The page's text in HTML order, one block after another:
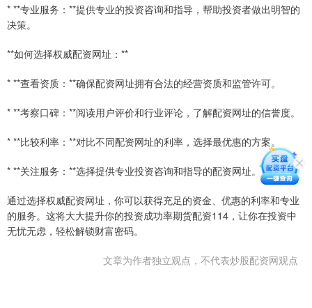
* **专业服务：**提供专业的投资咨询和指导，帮助投资者做出明智的
决策。
**如何选择权威配资网址：**
* **查看资质：**确保配资网址拥有合法的经营资质和监管许可。
* **考察口碑：**阅读用户评价和行业评论，了解配资网址的信誉度。
* **比较利率：**对比不同配资网址的利率，选择最优惠的方案。
* **关注服务：**选择提供专业投资咨询和指导的配资网址。
通过选择权威配资网址，你可以获得充足的资金、优惠的利率和专业
的服务。这将大大提升你的投资成功率期货配资114，让你在投资中
无忧无虑，轻松解锁财富密码。
文章为作者独立观点，不代表炒股配资网观点